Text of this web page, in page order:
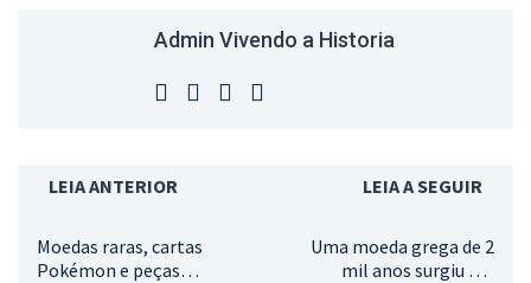
Admin Vivendo a Historia
LEIA ANTERIOR
Moedas raras, cartas
Pokémon e peças
LEIA A SEGUIR
Uma moeda grega de 2
mil anos surgiu em